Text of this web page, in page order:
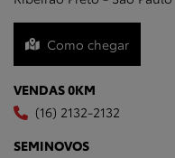
Como chegar
VENDAS 0KM
(16) 2132-2132
SEMINOVOS